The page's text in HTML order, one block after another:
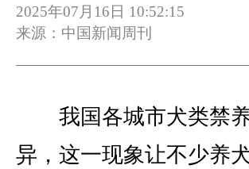
2025年07月16日 10:52:15
来源：中国新闻周刊
我国各城市犬类禁养
异，这一现象让不少养